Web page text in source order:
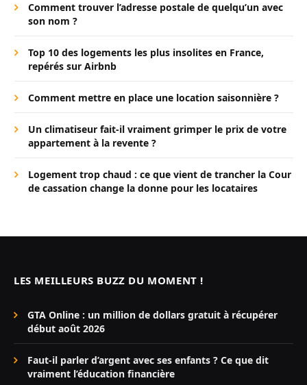
Comment trouver l’adresse postale de quelqu’un avec
son nom ?
Top 10 des logements les plus insolites en France,
repérés sur Airbnb
Comment mettre en place une location saisonnière ?
Un climatiseur fait-il vraiment grimper le prix de votre
appartement à la revente ?
Logement trop chaud : ce que vient de trancher la Cour
de cassation change la donne pour les locataires
LES MEILLEURS BUZZ DU MOMENT !
GTA Online : un million de dollars gratuit à récupérer
début août 2026
Faut-il parler d’argent avec ses enfants ? Ce que dit
vraiment l’éducation financière